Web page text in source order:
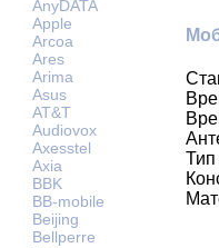
AnyDATA
Apple
Arcoa
Ares
Arima
Asus
AT&T
Audiovox
Axesstel
Axia
BBK
BB-mobile
Beijing
Bellperre
Тип